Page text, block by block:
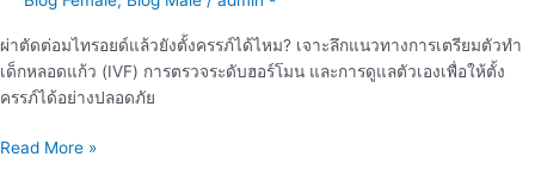
ผ่าตัดต่อมไทรอยด์แล้วยังตั้งครรภ์ได้ไหม? เจาะลึกแนวทางการเตรียมตัวทำ
เด็กหลอดแก้ว (IVF) การตรวจระดับฮอร์โมน และการดูแลตัวเองเพื่อให้ตั้ง
ครรภ์ได้อย่างปลอดภัย
ต่อม
ไทรอยด์”
Read More »